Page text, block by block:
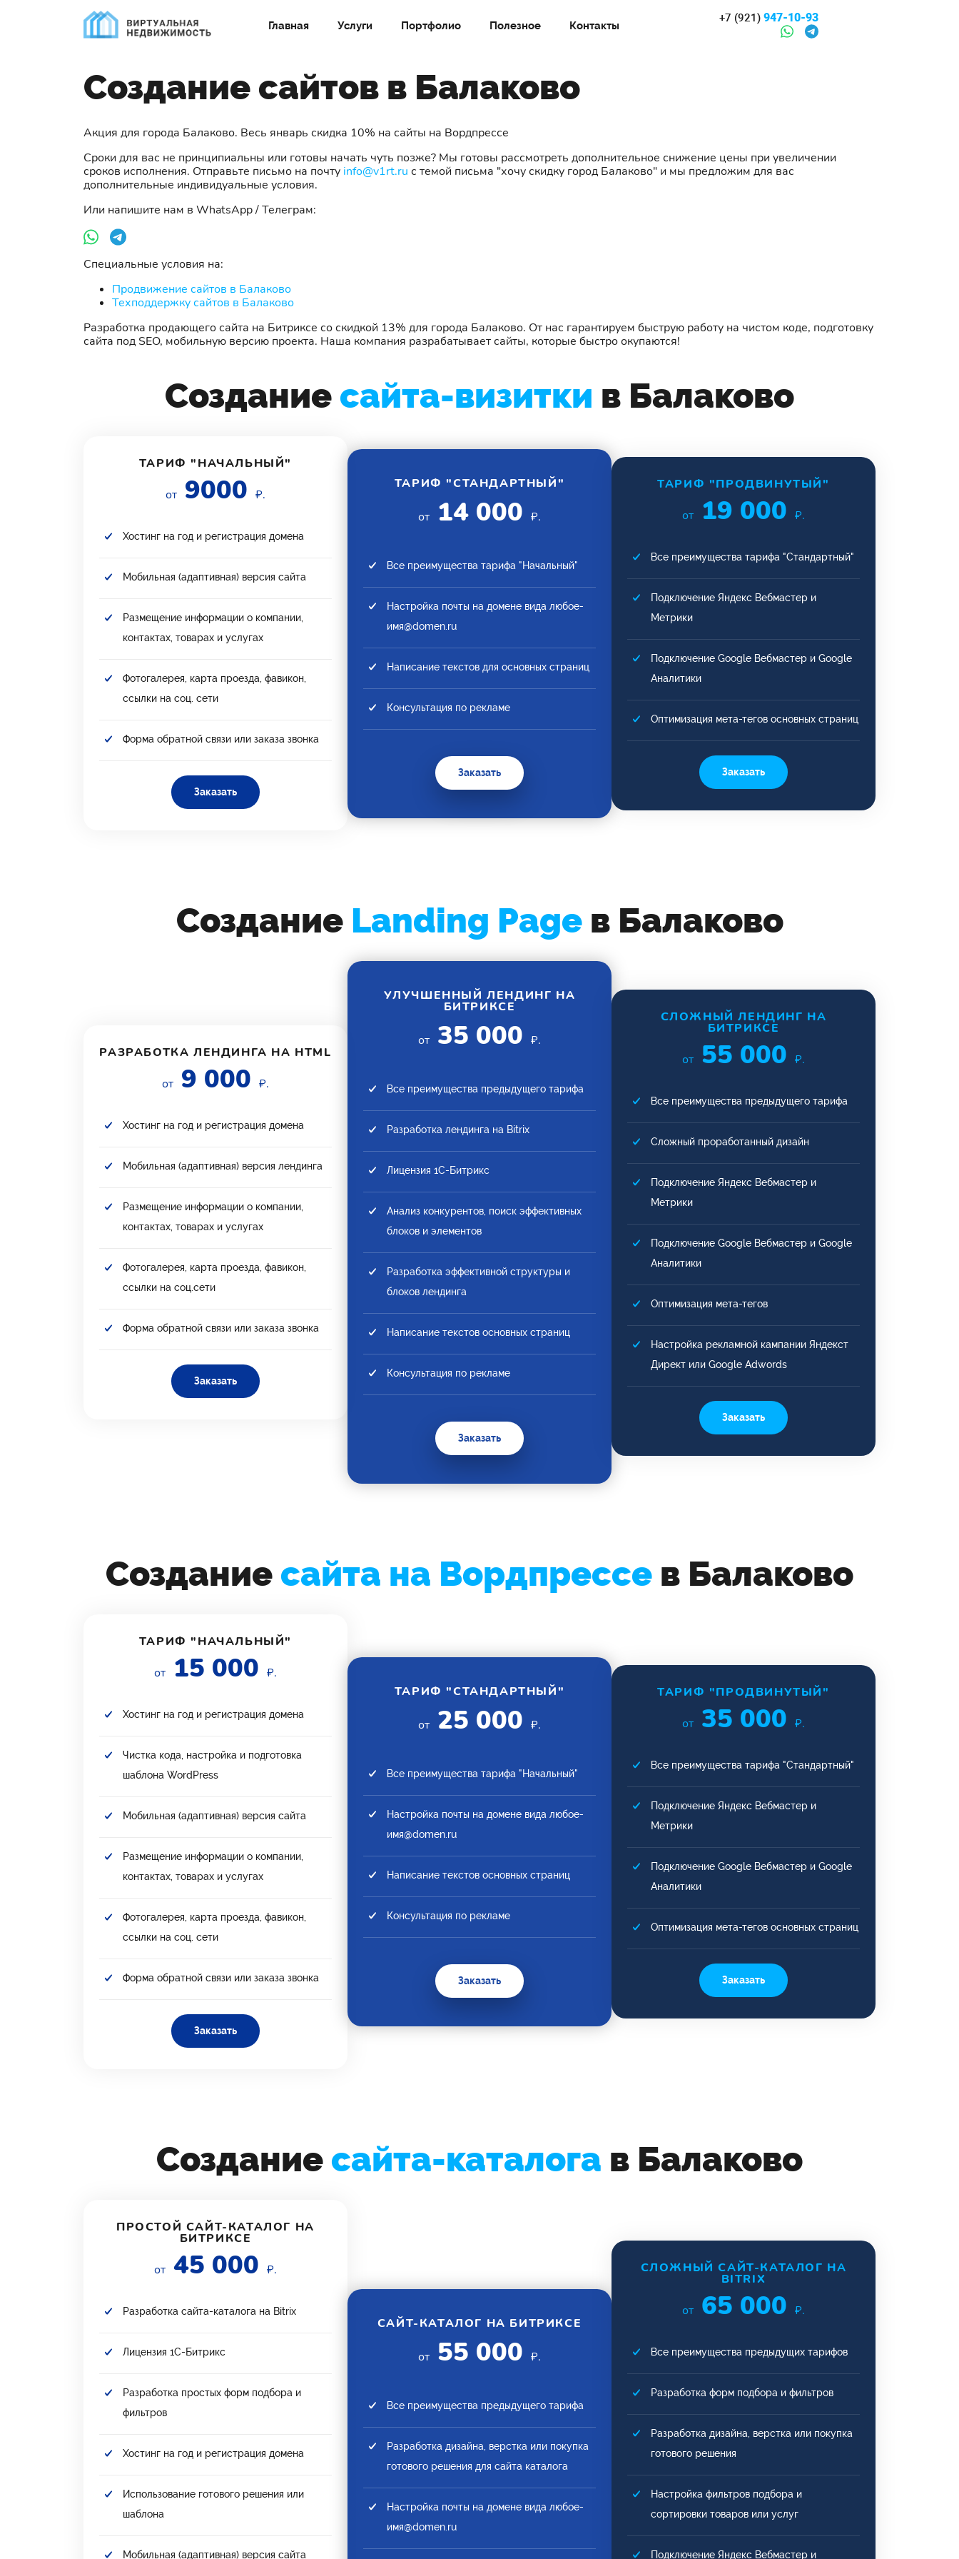
Главная Услуги Портфолио Полезное Контакты
+7 (921) 947-10-93
Создание сайтов в Балаково
Акция для города Балаково. Весь январь скидка 10% на сайты на Вордпрессе
Сроки для вас не принципиальны или готовы начать чуть позже? Мы готовы рассмотреть дополнительное снижение цены при увеличении
сроков исполнения. Отправьте письмо на почту info@v1rt.ru с темой письма "хочу скидку город Балаково" и мы предложим для вас
дополнительные индивидуальные условия.
Или напишите нам в WhatsApp / Телеграм:
Специальные условия на:
Продвижение сайтов в Балаково
Техподдержку сайтов в Балаково
Разработка продающего сайта на Битриксе со скидкой 13% для города Балаково. От нас гарантируем быструю работу на чистом коде, подготовку
сайта под SEO, мобильную версию проекта. Наша компания разрабатывает сайты, которые быстро окупаются!
Создание сайта-визитки в Балаково
ТАРИФ "НАЧАЛЬНЫЙ"
от 9000 ₽.
Хостинг на год и регистрация домена
Мобильная (адаптивная) версия сайта
Размещение информации о компании,
контактах, товарах и услугах
Фотогалерея, карта проезда, фавикон,
ссылки на соц. сети
Форма обратной связи или заказа звонка
Заказать
ТАРИФ "СТАНДАРТНЫЙ"
от 14 000 ₽.
Все преимущества тарифа "Начальный"
Настройка почты на домене вида любое-
имя@domen.ru
Написание текстов для основных страниц
Консультация по рекламе
Заказать
ТАРИФ "ПРОДВИНУТЫЙ"
от 19 000 ₽.
Все преимущества тарифа "Стандартный"
Подключение Яндекс Вебмастер и
Метрики
Подключение Google Вебмастер и Google
Аналитики
Оптимизация мета-тегов основных страниц
Заказать
Создание Landing Pageв Балаково
РАЗРАБОТКА ЛЕНДИНГА НА HTML
от 9 000 ₽.
Хостинг на год и регистрация домена
Мобильная (адаптивная) версия лендинга
Размещение информации о компании,
контактах, товарах и услугах
Фотогалерея, карта проезда, фавикон,
ссылки на соц.сети
Форма обратной связи или заказа звонка
Заказать
УЛУЧШЕННЫЙ ЛЕНДИНГ НА
БИТРИКСЕ
от 35 000 ₽.
Все преимущества предыдущего тарифа
Разработка лендинга на Bitrix
Лицензия 1С-Битрикс
Анализ конкурентов, поиск эффективных
блоков и элементов
Разработка эффективной структуры и
блоков лендинга
Написание текстов основных страниц
Консультация по рекламе
Заказать
СЛОЖНЫЙ ЛЕНДИНГ НА
БИТРИКСЕ
от 55 000 ₽.
Все преимущества предыдущего тарифа
Сложный проработанный дизайн
Подключение Яндекс Вебмастер и
Метрики
Подключение Google Вебмастер и Google
Аналитики
Оптимизация мета-тегов
Настройка рекламной кампании Яндекст
Директ или Google Adwords
Заказать
Создание сайта на Вордпрессе в Балаково
ТАРИФ "НАЧАЛЬНЫЙ"
от 15 000 ₽.
Хостинг на год и регистрация домена
Чистка кода, настройка и подготовка
шаблона WordPress
Мобильная (адаптивная) версия сайта
Размещение информации о компании,
контактах, товарах и услугах
Фотогалерея, карта проезда, фавикон,
ссылки на соц. сети
Форма обратной связи или заказа звонка
Заказать
ТАРИФ "СТАНДАРТНЫЙ"
от 25 000 ₽.
Все преимущества тарифа "Начальный"
Настройка почты на домене вида любое-
имя@domen.ru
Написание текстов основных страниц
Консультация по рекламе
Заказать
ТАРИФ "ПРОДВИНУТЫЙ"
от 35 000 ₽.
Все преимущества тарифа "Стандартный"
Подключение Яндекс Вебмастер и
Метрики
Подключение Google Вебмастер и Google
Аналитики
Оптимизация мета-тегов основных страниц
Заказать
Создание сайта-каталога в Балаково
ПРОСТОЙ САЙТ-КАТАЛОГ НА
БИТРИКСЕ
от 45 000 ₽.
Разработка сайта-каталога на Bitrix
Лицензия 1С-Битрикс
Разработка простых форм подбора и
фильтров
Хостинг на год и регистрация домена
Использование готового решения или
шаблона
Мобильная (адаптивная) версия сайта
САЙТ-КАТАЛОГ НА БИТРИКСЕ
от 55 000 ₽.
Все преимущества предыдущего тарифа
Разработка дизайна, верстка или покупка
готового решения для сайта каталога
Настройка почты на домене вида любое-
имя@domen.ru
СЛОЖНЫЙ САЙТ-КАТАЛОГ НА
BITRIX
от 65 000 ₽.
Все преимущества предыдущих тарифов
Разработка форм подбора и фильтров
Разработка дизайна, верстка или покупка
готового решения
Настройка фильтров подбора и
сортировки товаров или услуг
Подключение Яндекс Вебмастер и